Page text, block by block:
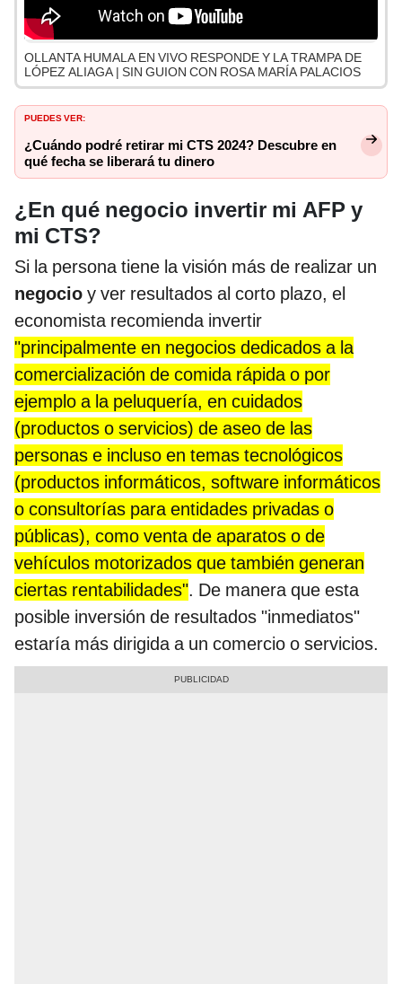
OLLANTA HUMALA EN VIVO RESPONDE Y LA TRAMPA DE
LÓPEZ ALIAGA | SIN GUION CON ROSA MARÍA PALACIOS
PUEDES VER:
¿Cuándo podré retirar mi CTS 2024? Descubre en
qué fecha se liberará tu dinero
¿En qué negocio invertir mi AFP y
mi CTS?
Si la persona tiene la visión más de realizar un
negocio y ver resultados al corto plazo, el
economista recomienda invertir
"principalmente en negocios dedicados a la
comercialización de comida rápida o por
ejemplo a la peluquería, en cuidados
(productos o servicios) de aseo de las
personas e incluso en temas tecnológicos
(productos informáticos, software informáticos
o consultorías para entidades privadas o
públicas), como venta de aparatos o de
vehículos motorizados que también generan
ciertas rentabilidades". De manera que esta
posible inversión de resultados "inmediatos"
estaría más dirigida a un comercio o servicios.